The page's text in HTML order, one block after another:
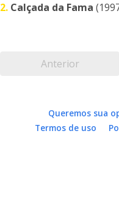
2. Calçada da Fama
Anterior
Queremos sua
Termos de uso